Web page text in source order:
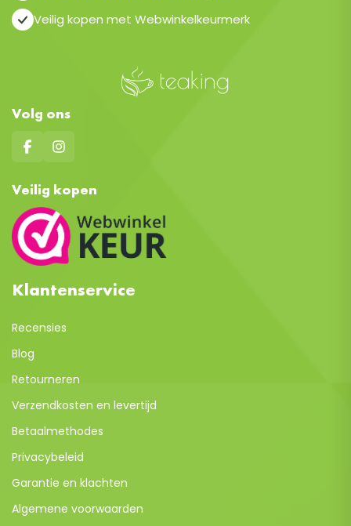
Veilig kopen met Webwinkelkeurmerk
Volg ons
Veilig kopen
Klantenservice
Recensies
Blog
Retourneren
Verzendkosten en levertijd
Betaalmethodes
Privacybeleid
Garantie en klachten
Algemene voorwaarden